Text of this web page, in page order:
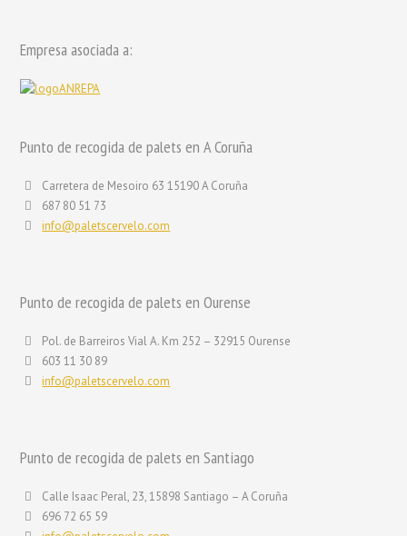
Empresa asociada a:
Punto de recogida de palets en A Coruña
Carretera de Mesoiro 63 15190 A Coruña
687 80 51 73
info@paletscervelo.com
Punto de recogida de palets en Ourense
Pol. de Barreiros Vial A. Km 252 – 32915 Ourense
603 11 30 89
info@paletscervelo.com
Punto de recogida de palets en Santiago
Calle Isaac Peral, 23, 15898 Santiago – A Coruña
696 72 65 59